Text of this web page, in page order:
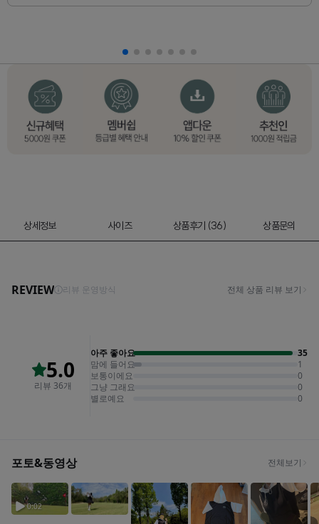
상세정보 사이즈 상품후기 (36) 상품문의